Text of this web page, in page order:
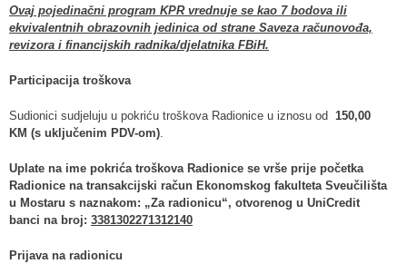
Ovaj pojedinačni program KPR vrednuje se kao 7 bodova ili
ekvivalentnih obrazovnih jedinica od strane Saveza računovođa,
revizora i financijskih radnika/djelatnika FBiH.
Participacija troškova
Sudionici sudjeluju u pokriću troškova Radionice u iznosu od 150,00
KM (s uključenim PDV-om).
Uplate na ime pokrića troškova Radionice se vrše prije početka
Radionice na transakcijski račun Ekonomskog fakulteta Sveučilišta
u Mostaru s naznakom: „Za radionicu“, otvorenog u UniCredit
banci na broj: 3381302271312140
Prijava na radionicu